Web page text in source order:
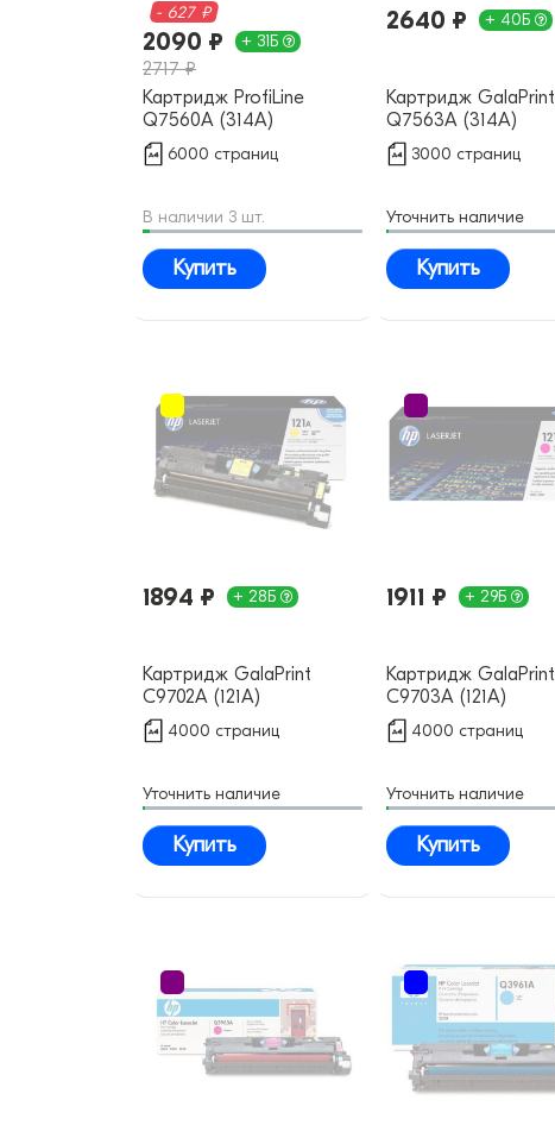
- 627 ₽
2090 ₽ + 31Б
2717 ₽
Картридж ProfiLine
Q7560A (314A)
совместимый
6000 страниц
В наличии 3 шт.
Купить
2640 ₽ + 40Б
Картридж GalaPrint
Q7563A (314A)
совместимый
3000 страниц
Уточнить наличие
Купить
1894 ₽ + 28Б
Картридж GalaPrint
C9702A (121A)
совместимый
4000 страниц
Уточнить наличие
Купить
1911 ₽ + 29Б
Картридж GalaPrint
C9703A (121A)
совместимый
4000 страниц
Уточнить наличие
Купить